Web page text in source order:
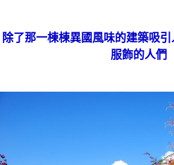
除了那一棟棟異國風味的建築吸
服飾的人們